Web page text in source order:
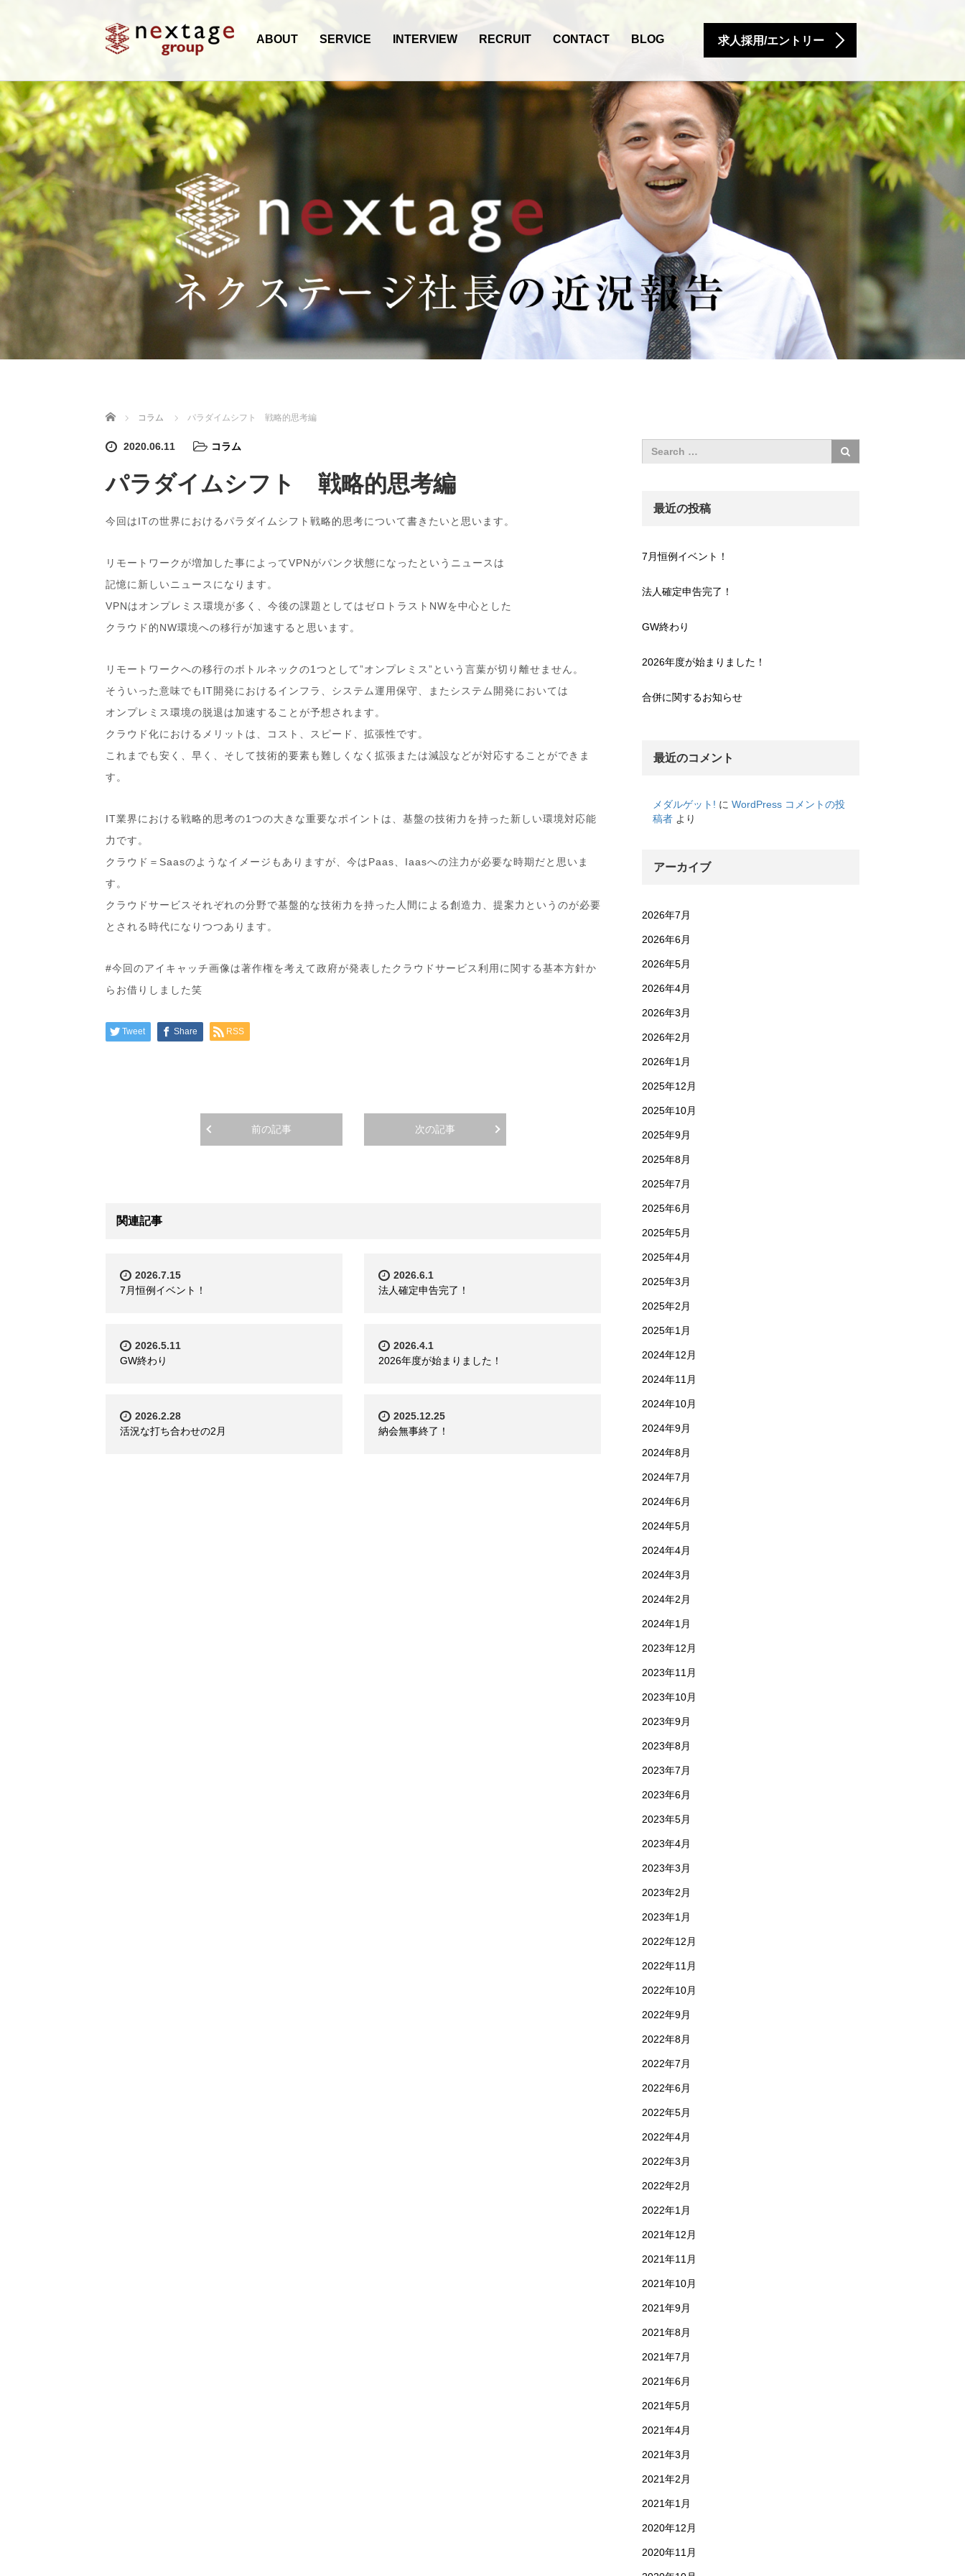
ABOUT SERVICE INTERVIEW RECRUIT CONTACT BLOG 求人採用/エントリー
ホーム コラム パラダイムシフト 戦略的思考編
2020.06.11 コラム
パラダイムシフト 戦略的思考編
今回はITの世界におけるパラダイムシフト戦略的思考について書きたいと思います。
リモートワークが増加した事によってVPNがパンク状態になったというニュースは
記憶に新しいニュースになります。
VPNはオンプレミス環境が多く、今後の課題としてはゼロトラストNWを中心とした
クラウド的NW環境への移行が加速すると思います。
リモートワークへの移行のボトルネックの1つとして”オンプレミス”という言葉が切り離せません。
そういった意味でもIT開発におけるインフラ、システム運用保守、またシステム開発においては
オンプレミス環境の脱退は加速することが予想されます。
クラウド化におけるメリットは、コスト、スピード、拡張性です。
これまでも安く、早く、そして技術的要素も難しくなく拡張または減設などが対応することができま
す。
IT業界における戦略的思考の1つの大きな重要なポイントは、基盤の技術力を持った新しい環境対応能
力です。
クラウド＝Saasのようなイメージもありますが、今はPaas、Iaasへの注力が必要な時期だと思いま
す。
クラウドサービスそれぞれの分野で基盤的な技術力を持った人間による創造力、提案力というのが必要
とされる時代になりつつあります。
#今回のアイキャッチ画像は著作権を考えて政府が発表したクラウドサービス利用に関する基本方針か
らお借りしました笑
Tweet Share RSS
前の記事 次の記事
関連記事
2026.7.15
7月恒例イベント！
2026.6.1
法人確定申告完了！
2026.5.11
GW終わり
2026.4.1
2026年度が始まりました！
2026.2.28
活況な打ち合わせの2月
2025.12.25
納会無事終了！
最近の投稿
7月恒例イベント！
法人確定申告完了！
GW終わり
2026年度が始まりました！
合併に関するお知らせ
最近のコメント
メダルゲット! に WordPress コメントの投
稿者 より
アーカイブ
2026年7月
2026年6月
2026年5月
2026年4月
2026年3月
2026年2月
2026年1月
2025年12月
2025年10月
2025年9月
2025年8月
2025年7月
2025年6月
2025年5月
2025年4月
2025年3月
2025年2月
2025年1月
2024年12月
2024年11月
2024年10月
2024年9月
2024年8月
2024年7月
2024年6月
2024年5月
2024年4月
2024年3月
2024年2月
2024年1月
2023年12月
2023年11月
2023年10月
2023年9月
2023年8月
2023年7月
2023年6月
2023年5月
2023年4月
2023年3月
2023年2月
2023年1月
2022年12月
2022年11月
2022年10月
2022年9月
2022年8月
2022年7月
2022年6月
2022年5月
2022年4月
2022年3月
2022年2月
2022年1月
2021年12月
2021年11月
2021年10月
2021年9月
2021年8月
2021年7月
2021年6月
2021年5月
2021年4月
2021年3月
2021年2月
2021年1月
2020年12月
2020年11月